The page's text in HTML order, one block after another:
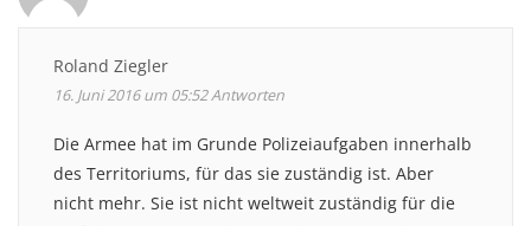
Roland Ziegler
16. Juni 2016 um 05:52Antworten
Die Armee hat im Grunde Polizeiaufgaben innerhalb
des Territoriums, für das sie zuständig ist. Aber
nicht mehr. Sie ist nicht weltweit zuständig für die